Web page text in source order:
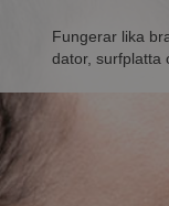
Fungerar lika
dator, surfplatta